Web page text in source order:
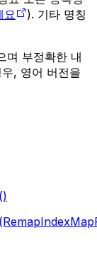
요
). 기타 명칭
며 부정확한 내
, 영어 버전을